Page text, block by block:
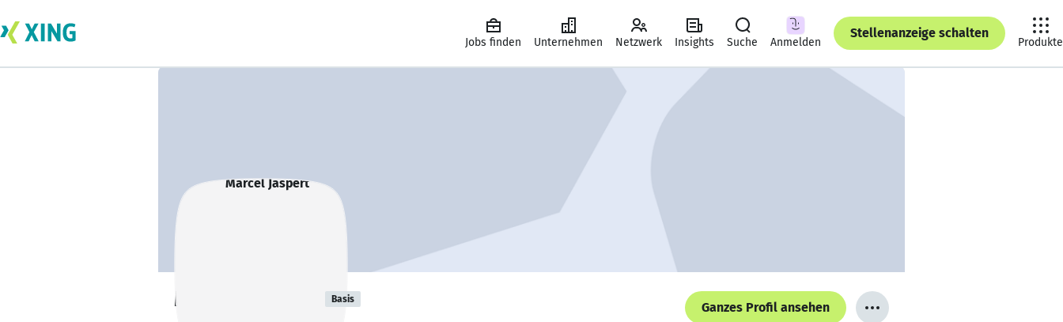
Jobs finden Unternehmen Netzwerk Insights Suche Anmelden
Stellenanzeige schalten
Produkte
Marcel Jaspert Basis
Ganzes Profil ansehen